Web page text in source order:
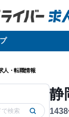
人・転職情報
静
1438